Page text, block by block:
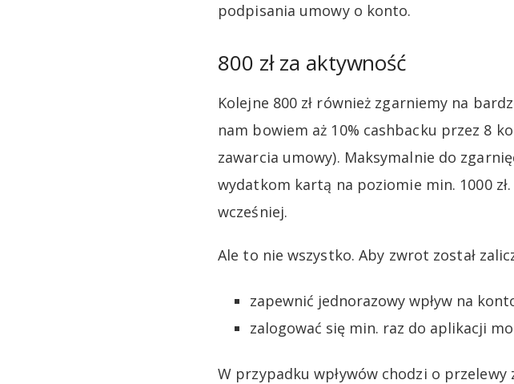
podpisania umowy o konto.
800 zł za aktywność
Kolejne 800 zł również zgarniemy na
nam bowiem aż 10% cashbacku przez 8
zawarcia umowy). Maksymalnie do
wydatkom kartą na poziomie min. 1000
wcześniej.
Ale to nie wszystko. Aby zwrot został
zapewnić jednorazowy wpływ na
zalogować się min. raz do aplikacji
W przypadku wpływów chodzi o